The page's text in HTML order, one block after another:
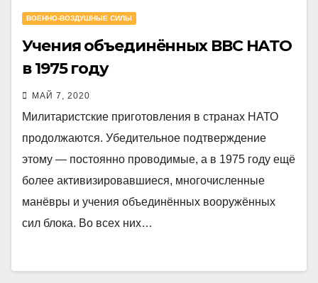
ВОЕННО-ВОЗДУШНЫЕ СИЛЫ
Учения объединённых ВВС НАТО
в 1975 году
МАЙ 7, 2020
Милитаристские приготовления в странах НАТО
продолжаются. Убедительное подтверждение
этому — постоянно проводимые, а в 1975 году ещё
более активизировавшиеся, многочисленные
манёвры и учения объединённых вооружённых
сил блока. Во всех них…